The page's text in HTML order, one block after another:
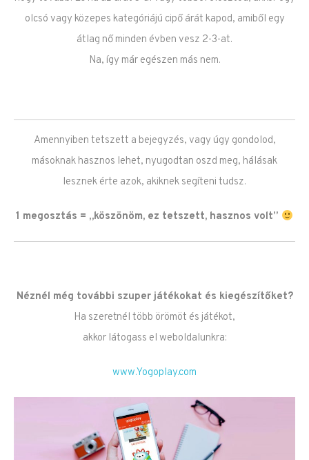
olcsó vagy közepes kategóriájú cipő árát kapod, amiből egy
átlag nő minden évben vesz 2-3-at.
Na, így már egészen más nem.
Amennyiben tetszett a bejegyzés, vagy úgy gondolod,
másoknak hasznos lehet, nyugodtan oszd meg, hálásak
lesznek érte azok, akiknek segíteni tudsz.
1 megosztás = „köszönöm, ez tetszett, hasznos volt”
Néznél még további szuper játékokat és kiegészítőket?
Ha szeretnél több örömöt és játékot,
akkor látogass el weboldalunkra:
www.Yogoplay.com